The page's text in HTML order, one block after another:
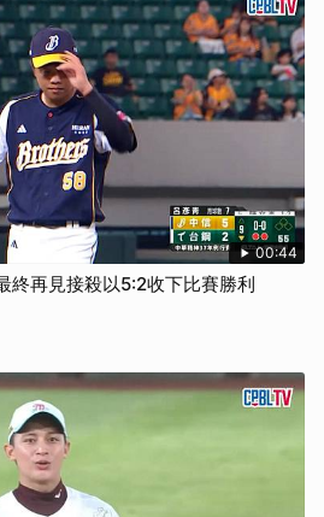
00:44
終再見接殺以5:2收下比賽勝利